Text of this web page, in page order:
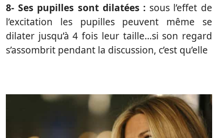
8- Ses pupilles sont dilatées : sous l’effet de
l’excitation les pupilles peuvent même se
dilater jusqu’à 4 fois leur taille…si son regard
s’assombrit pendant la discussion, c’est qu’elle